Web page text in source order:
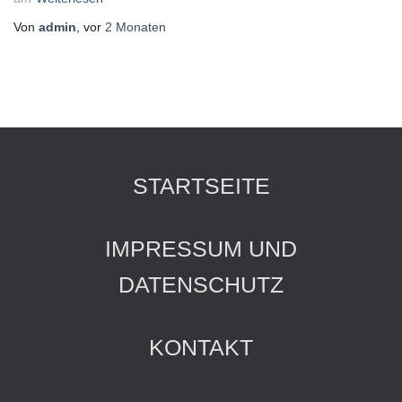
Von admin , vor 2 Monaten
STARTSEITE
IMPRESSUM UND
DATENSCHUTZ
KONTAKT